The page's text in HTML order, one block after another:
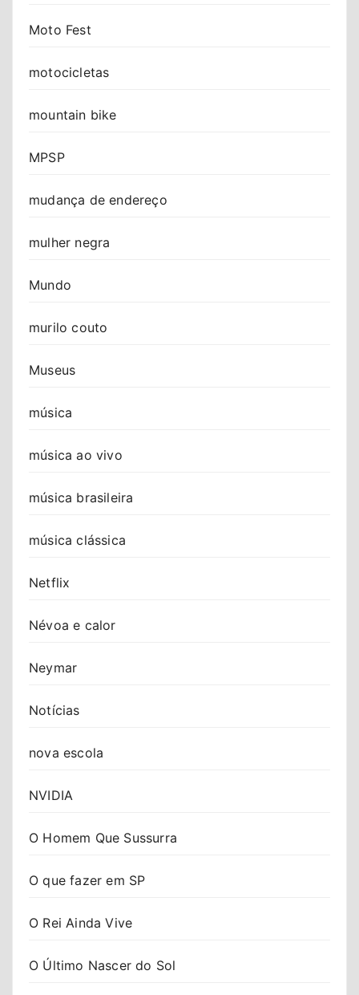
Moto Fest
motocicletas
mountain bike
MPSP
mudança de endereço
mulher negra
Mundo
murilo couto
Museus
música
música ao vivo
música brasileira
música clássica
Netflix
Névoa e calor
Neymar
Notícias
nova escola
NVIDIA
O Homem Que Sussurra
O que fazer em SP
O Rei Ainda Vive
O Último Nascer do Sol